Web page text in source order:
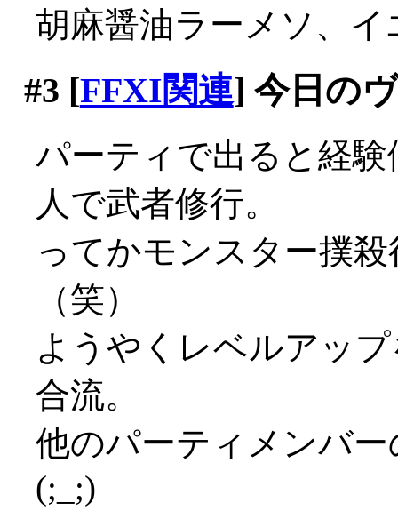
胡麻醤油ラーメソ、イ
#3 [FFXI関連] 今日の
パーティで出ると経
人で武者修行。
ってかモンスター撲
（笑）
ようやくレベルアッ
合流。
他のパーティメンバ
(;_;)